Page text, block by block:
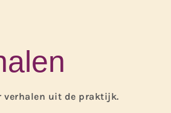
verhalen uit de praktijk.